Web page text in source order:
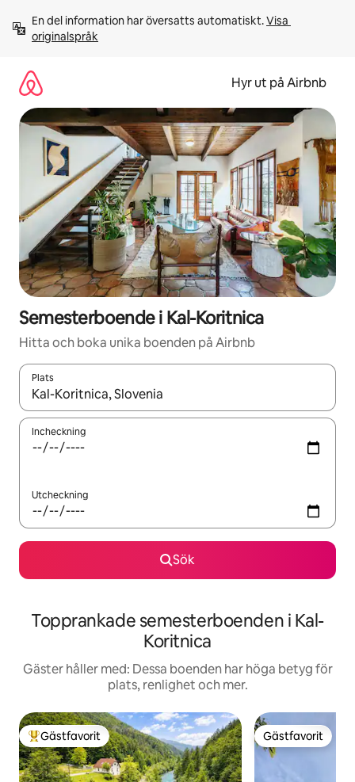
innehåll
En del information har översatts automatiskt. Visa
originalspråk
Hyr ut på Airbnb
Semesterboende i Kal-Koritnica
Hitta och boka unika boenden på Airbnb
Plats
När resultaten är tillgängliga kan du navigera med upp- och
Incheckning
Utcheckning
Sök
Topprankade semesterboenden i Kal-
Koritnica
Gäster håller med: Dessa boenden har höga betyg för
plats, renlighet och mer.
Populär gästfavorit
Gästfavorit Gästfavorit
Gästfavorit